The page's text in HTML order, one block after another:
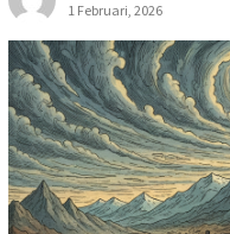
1 Februari, 2026